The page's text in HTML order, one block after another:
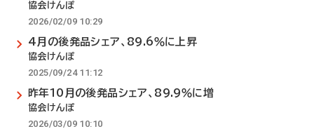
協会けんぽ
2026/02/09 10:29
4月の後発品シェア、89.6％に上昇
協会けんぽ
2025/09/24 11:12
昨年10月の後発品シェア、89.9％に増
協会けんぽ
2026/03/09 10:10